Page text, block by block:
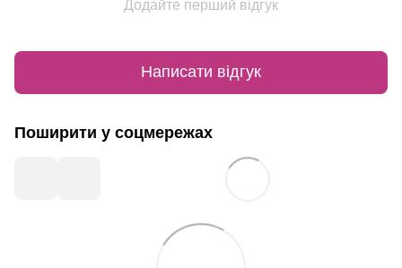
Додайте перший відгук
Написати відгук
Поширити у соцмережах